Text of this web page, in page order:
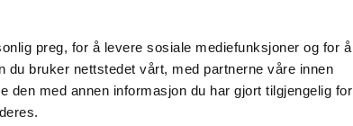
preg, for å levere sosiale mediefunksjoner og for å
bruker nettstedet vårt, med partnerne våre innen
den med annen informasjon du har gjort tilgjengelig for
får vi se og/eller høre ugle eller